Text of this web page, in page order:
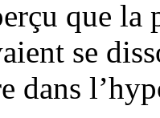
que la
se
dans